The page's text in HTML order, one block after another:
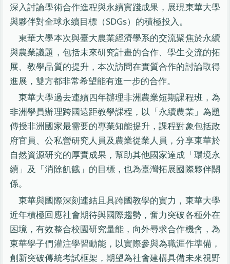
深入討論學術合作進程與永續實踐成果，展現東華大學
與夥伴對全球永續目標（SDGs）的積極投入。
東華大學本次與臺大農業經濟學系的交流聚焦於永續
與農業議題，包括未來研究計畫的合作、學生交流的拓
展、教學品質的提升，本次訪問在實質合作的討論取得
進展，雙方都非常希望能有進一步的合作。
東華大學過去連續四年辦理非洲農業短期課程班，為
非洲學員辦理跨國遠距教學課程，以「永續農業」為題
傳授非洲國家最需要的專業知能提升，課程對象包括政
府官員、公私營研究人員及農業從業人員，分享東華於
自然資源研究的厚實成果，幫助其他國家達成「環境永
續」及「消除飢餓」的目標，也為臺灣拓展國際夥伴關
係。
東華與國際深刻連結且具跨國教學的實力，東華大學
近年積極回應社會期待與國際趨勢，奮力突破各種外在
困境，有效整合校園研究量能，向外尋求合作機會，為
東華學子們灌注學習動能，以實際參與為職涯作準備，
創新突破傳統考試框架，期望為社會建構具備未來視野